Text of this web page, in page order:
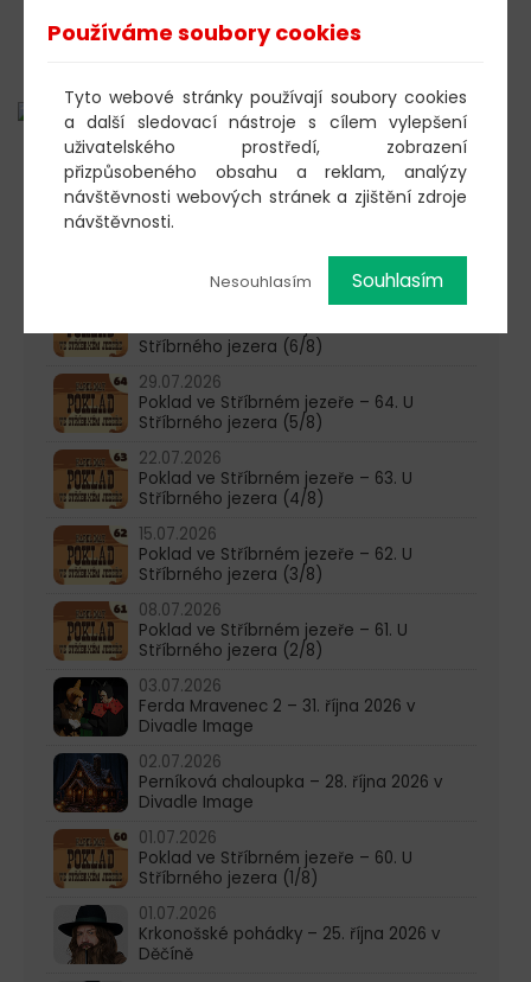
Jak vidíte, nabídka dárků na zítřejší představení je
opravdu obrovská. Pokud ještě nemáte vstupenku,
603 805 271
Stříbrného jezera (6/8)
29.07.2026
Poklad ve Stříbrném jezeře – 64. U
Stříbrného jezera (5/8)
22.07.2026
Poklad ve Stříbrném jezeře – 63. U
Stříbrného jezera (4/8)
15.07.2026
Poklad ve Stříbrném jezeře – 62. U
Stříbrného jezera (3/8)
08.07.2026
Poklad ve Stříbrném jezeře – 61. U
Stříbrného jezera (2/8)
03.07.2026
Ferda Mravenec 2 – 31. října 2026 v
Divadle Image
02.07.2026
Perníková chaloupka – 28. října 2026 v
Divadle Image
01.07.2026
Poklad ve Stříbrném jezeře – 60. U
Stříbrného jezera (1/8)
01.07.2026
Krkonošské pohádky – 25. října 2026 v
Děčíně
Používáme soubory cookies
Tyto webové stránky používají soubory cookies
a další sledovací nástroje s cílem vylepšení
uživatelského prostředí, zobrazení
přizpůsobeného obsahu a reklam, analýzy
návštěvnosti webových stránek a zjištění zdroje
návštěvnosti.
Nesouhlasím Souhlasím